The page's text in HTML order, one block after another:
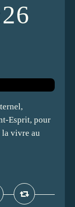
Esprit, pour
la vivre au